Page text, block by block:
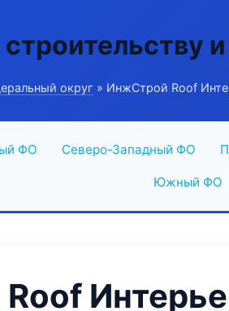
округ » ИнжСтрой Roof
ФО Северо-Западный ФО
Южный ФО